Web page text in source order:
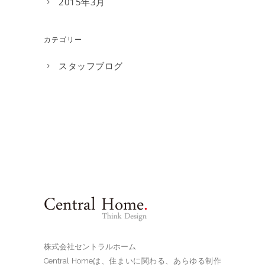
カテゴリー
スタッフブログ
株式会社セントラルホーム
Central Homeは、住まいに関わる、あらゆる制作